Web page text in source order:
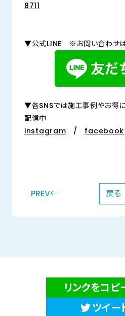
8711
▼公式LINE ※お問い合わせは
▼各SNSでは施工事例やお得に
配信中
instagram / facebook
PREV← 戻る
リンクをコピ
ツイー